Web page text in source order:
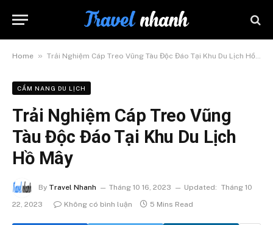
Home » Trải Nghiệm Cáp Treo Vũng Tàu Độc Đáo Tại Khu Du Lịch Hồ Mây
CẨM NANG DU LỊCH
Trải Nghiệm Cáp Treo Vũng
Tàu Độc Đáo Tại Khu Du Lịch
Hồ Mây
By Travel Nhanh Tháng 10 16, 2023 Updated: Tháng 10
22, 2023
Không có bình luận 5 Mins Read